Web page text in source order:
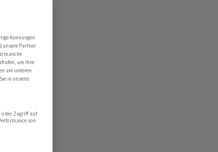
Kennungen
unsere Partner
manche
um Ihre
am unteren
in unserer
oder Zugriff auf
von